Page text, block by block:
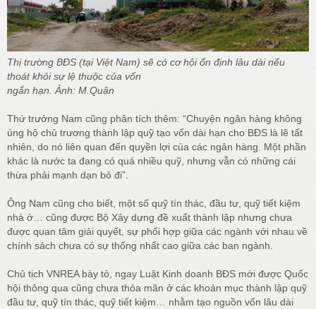
Thị trường BĐS (tại Việt Nam) sẽ có cơ hội ổn định lâu dài nếu
thoát khỏi sự lệ thuộc của vốn
ngắn hạn. Ảnh: M.Quân
Thứ trưởng Nam cũng phân tích thêm: “Chuyện ngân hàng không
ủng hộ chủ trương thành lập quỹ tạo vốn dài hạn cho BĐS là lẽ tất
nhiên, do nó liên quan đến quyền lợi của các ngân hàng. Một phần
khác là nước ta đang có quá nhiều quỹ, nhưng vẫn có những cái
thừa phải mạnh dạn bỏ đi”.
Ông Nam cũng cho biết, một số quỹ tín thác, đầu tư, quỹ tiết kiệm
nhà ở… cũng được Bộ Xây dựng đề xuất thành lập nhưng chưa
được quan tâm giải quyết, sự phối hợp giữa các ngành với nhau về
chính sách chưa có sự thống nhất cao giữa các ban ngành.
Chủ tịch VNREA bày tỏ, ngay Luật Kinh doanh BĐS mới được Quốc
hội thông qua cũng chưa thỏa mãn ở các khoản mục thành lập quỹ
đầu tư, quỹ tín thác, quỹ tiết kiệm… nhằm tạo nguồn vốn lâu dài